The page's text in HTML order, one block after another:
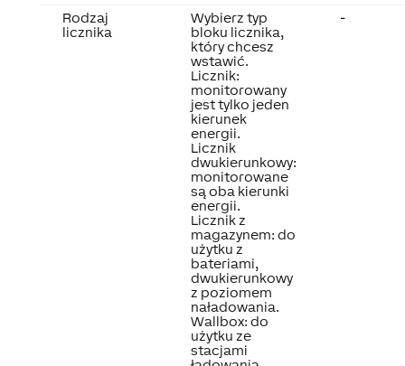
Rodzaj
licznika
Wybierz typ
bloku licznika,
który chcesz
wstawić.
Licznik:
monitorowany
jest tylko jeden
kierunek
energii.
Licznik
dwukierunkowy:
monitorowane
są oba kierunki
energii.
Licznik z
magazynem: do
użytku z
bateriami,
dwukierunkowy
z poziomem
naładowania.
Wallbox: do
użytku ze
stacjami
-